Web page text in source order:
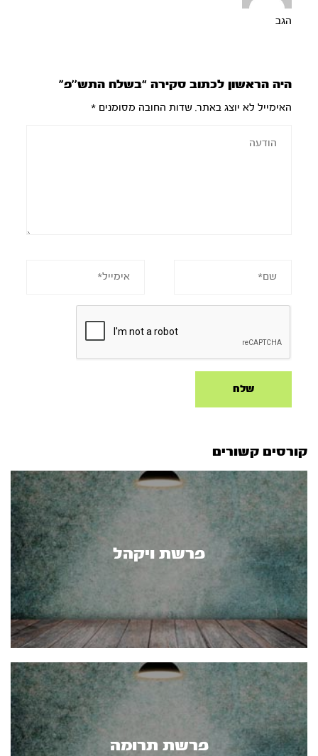
הגב
היה הראשון לכתוב סקירה “בשלח התש’’פ”
האימייל לא יוצג באתר. שדות החובה מסומנים*
קורסים קשורים
פרשת ויקהל
פרשת תרומה